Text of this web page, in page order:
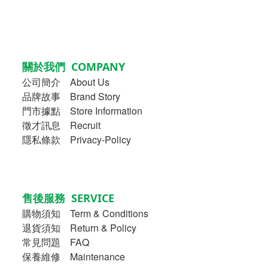
關於我們 COMPANY
公司簡介
About Us
品牌故事
Brand Story
門市據點 Store Information
徵才訊息 Recruit
隱私條款 Privacy-Policy
售後服務 SERVICE
購物須知
Term & Conditions
退貨須知 Return & Policy
常見問題 FAQ
保養維修 Maintenance